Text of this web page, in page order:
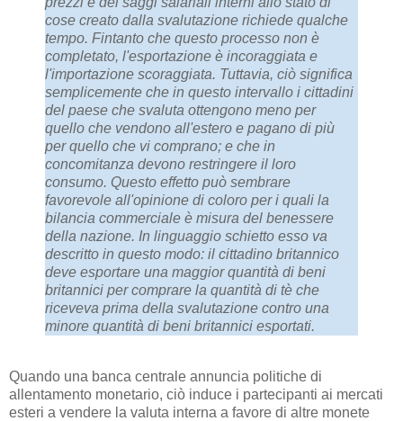
cose creato dalla svalutazione richiede qualche
tempo. Fintanto che questo processo non è
completato, l'esportazione è incoraggiata e
l'importazione scoraggiata. Tuttavia, ciò significa
semplicemente che in questo intervallo i cittadini
del paese che svaluta ottengono meno per
quello che vendono all'estero e pagano di più
per quello che vi comprano; e che in
concomitanza devono restringere il loro
consumo. Questo effetto può sembrare
favorevole all'opinione di coloro per i quali la
bilancia commerciale è misura del benessere
della nazione. In linguaggio schietto esso va
descritto in questo modo: il cittadino britannico
deve esportare una maggior quantità di beni
britannici per comprare la quantità di tè che
riceveva prima della svalutazione contro una
minore quantità di beni britannici esportati.
Quando una banca centrale annuncia politiche di
allentamento monetario, ciò induce i partecipanti ai mercati
esteri a vendere la valuta interna a favore di altre monete